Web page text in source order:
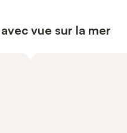
vue sur la mer